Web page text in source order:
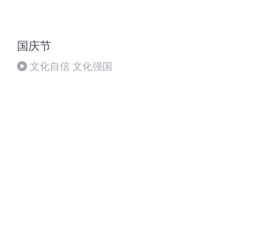
国庆节
文化自信 文化强国